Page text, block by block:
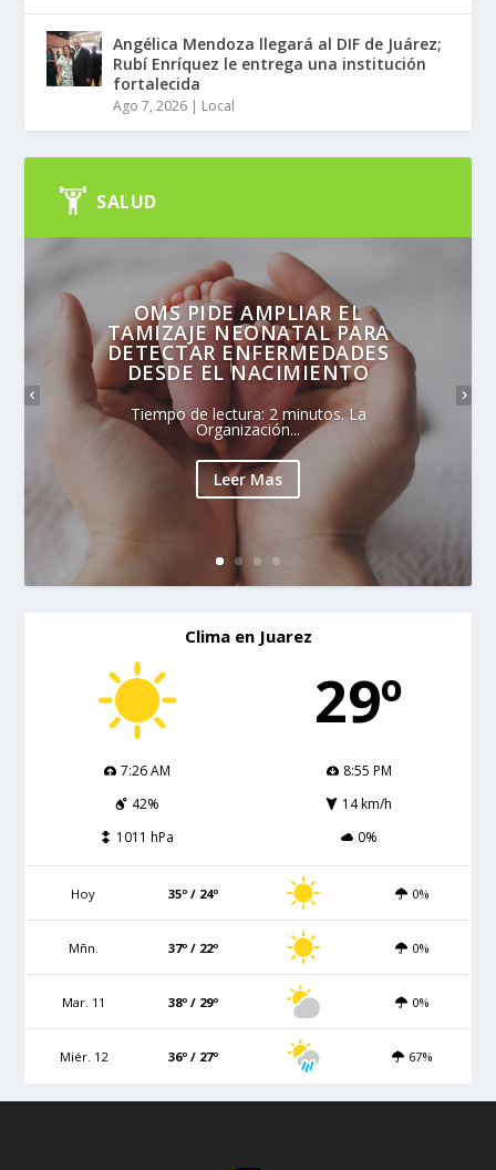
Angélica Mendoza llegará al DIF de Juárez;
Rubí Enríquez le entrega una institución
fortalecida
Ago 7, 2026 | Local
SALUD
OMS PIDE AMPLIAR EL
TAMIZAJE NEONATAL PARA
DETECTAR ENFERMEDADES
DESDE EL NACIMIENTO
Tiempo de lectura: 2 minutos. La
Organización...
Leer Mas
Clima en Juarez
29º
7:26 AM
8:55 PM
42%
14 km/h
1011 hPa
0%
Hoy 35º / 24º 0%
Mñn. 37º / 22º 0%
Mar. 11 38º / 29º 0%
Miér. 12 36º / 27º 67%